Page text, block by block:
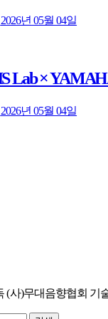
2026년 05월 04일
Lab ×
2026년 05월 04일
(사)무대음향협회 기